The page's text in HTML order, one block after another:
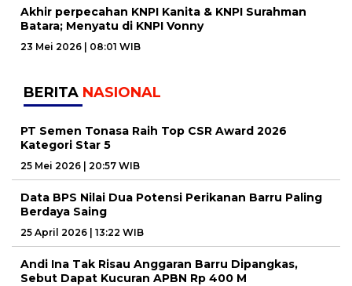
Akhir perpecahan KNPI Kanita & KNPI Surahman
Batara; Menyatu di KNPI Vonny
23 Mei 2026 | 08:01 WIB
BERITA NASIONAL
PT Semen Tonasa Raih Top CSR Award 2026
Kategori Star 5
25 Mei 2026 | 20:57 WIB
Data BPS Nilai Dua Potensi Perikanan Barru Paling
Berdaya Saing
25 April 2026 | 13:22 WIB
Andi Ina Tak Risau Anggaran Barru Dipangkas,
Sebut Dapat Kucuran APBN Rp 400 M